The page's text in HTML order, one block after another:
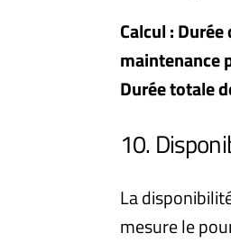
Calcul : Durée
maintenance
Durée totale
10.
La
mesure le